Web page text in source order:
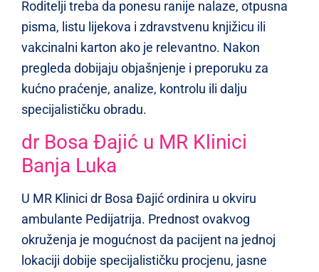
Roditelji treba da ponesu ranije nalaze, otpusna
pisma, listu lijekova i zdravstvenu knjižicu ili
vakcinalni karton ako je relevantno. Nakon
pregleda dobijaju objašnjenje i preporuku za
kućno praćenje, analize, kontrolu ili dalju
specijalističku obradu.
dr Bosa Đajić u MR Klinici
Banja Luka
U MR Klinici dr Bosa Đajić ordinira u okviru
ambulante Pedijatrija. Prednost ovakvog
okruženja je mogućnost da pacijent na jednoj
lokaciji dobije specijalističku procjenu, jasne